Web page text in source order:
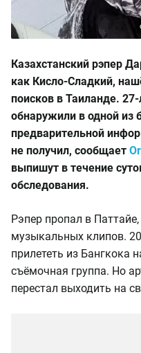
Казахстанский рэпер
как Кисло-Сладкий,
поисков в Таиланде.
обнаружили в одной из
предварительной
не получил, сообщает
выпишут в течение
обследования.
Рэпер пропал в
музыкальных клипов.
прилететь из Бангкока
съёмочная группа. Но
перестал выходить на